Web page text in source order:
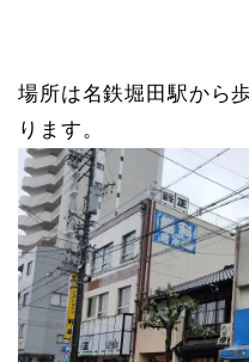
場所は名鉄堀田駅から
ります。